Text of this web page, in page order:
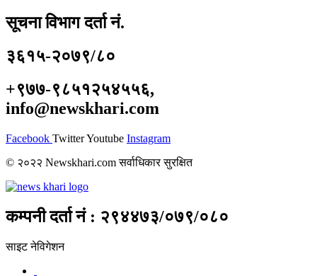
सूचना विभाग दर्ता नं.
३६१५-२०७९/८०
+९७७-९८५१२५४५५६,
info@newskhari.com
Facebook TwitterYoutube Instagram
© २०२२ Newskhari.com सर्वाधिकार सुरक्षित
कम्पनी दर्ता नं : २९४४७३/०७९/०८०
साइट नेविगेशन